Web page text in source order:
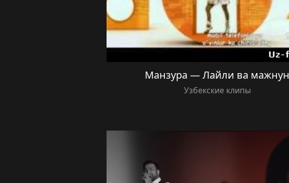
Манзура — Лайли ва мажнун
Узбекские клипы